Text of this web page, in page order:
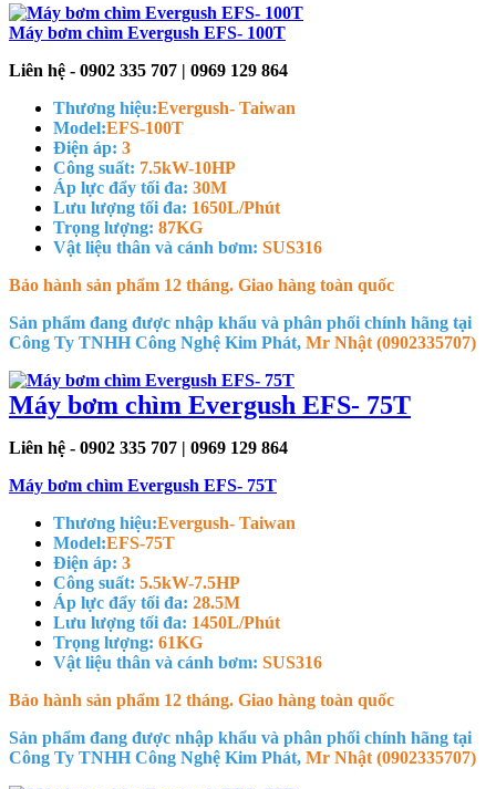
Máy bơm chìm Evergush EFS- 100T
Liên hệ - 0902 335 707 | 0969 129 864
Thương hiệu:Evergush- Taiwan
Model:EFS-100T
Điện áp: 3
Công suất: 7.5kW-10HP
Áp lực đẩy tối đa: 30M
Lưu lượng tối đa: 1650L/Phút
Trọng lượng: 87KG
Vật liệu thân và cánh bơm: SUS316
Bảo hành sản phẩm 12 tháng. Giao hàng toàn quốc
Sản phẩm đang được nhập khẩu và phân phối chính hãng tại
Công Ty TNHH Công Nghệ Kim Phát, Mr Nhật (0902335707)
Máy bơm chìm Evergush EFS- 75T
Liên hệ - 0902 335 707 | 0969 129 864
Máy bơm chìm Evergush EFS- 75T
Thương hiệu:Evergush- Taiwan
Model:EFS-75T
Điện áp: 3
Công suất: 5.5kW-7.5HP
Áp lực đẩy tối đa: 28.5M
Lưu lượng tối đa: 1450L/Phút
Trọng lượng: 61KG
Vật liệu thân và cánh bơm: SUS316
Bảo hành sản phẩm 12 tháng. Giao hàng toàn quốc
Sản phẩm đang được nhập khẩu và phân phối chính hãng tại
Công Ty TNHH Công Nghệ Kim Phát, Mr Nhật (0902335707)